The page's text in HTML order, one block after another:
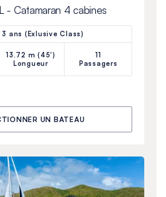
- Catamaran 4 cabines
3 ans (Exlusive Class)
13.72 m (45')
Longueur
11
Passagers
UN BATEAU